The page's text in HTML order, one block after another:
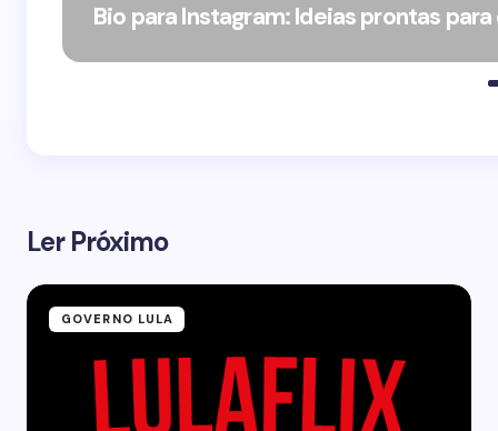
Bio para Instagram: Ideias prontas
Ler Próximo
GOVERNO LULA